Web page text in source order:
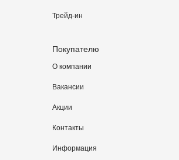
Трейд-ин
Покупателю
О компании
Вакансии
Акции
Контакты
Информация